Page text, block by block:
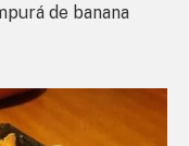
de banana